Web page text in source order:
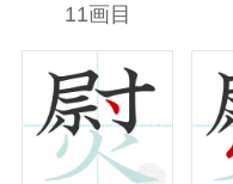
11画目